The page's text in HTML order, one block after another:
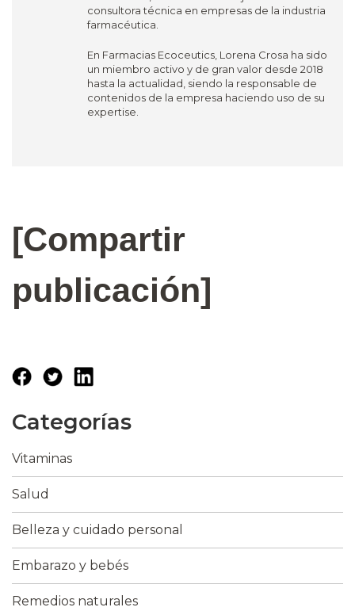
consultora técnica en empresas de la industria
farmacéutica.
En Farmacias Ecoceutics, Lorena Crosa ha sido
un miembro activo y de gran valor desde 2018
hasta la actualidad, siendo la responsable de
contenidos de la empresa haciendo uso de su
expertise.
[Compartir
publicación]
Categorías
Vitaminas
Salud
Belleza y cuidado personal
Embarazo y bebés
Remedios naturales